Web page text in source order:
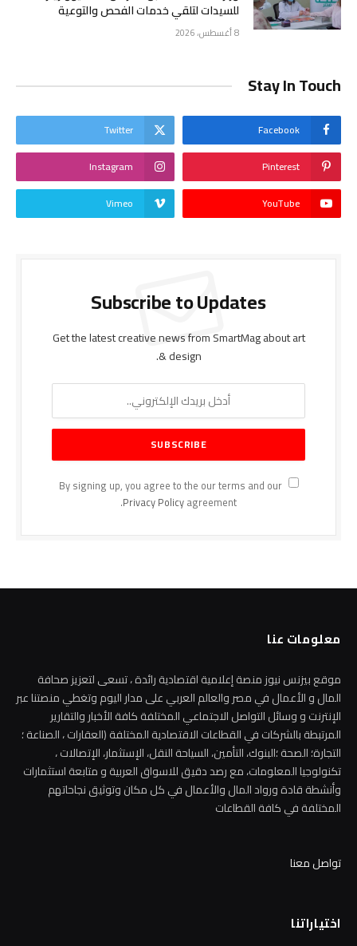
للسيدات لتلقي خدمات الفحص والتوعية
8 أغسطس، 2026
Stay In Touch
Facebook
Twitter
Pinterest
Instagram
YouTube
Vimeo
Subscribe to Updates
Get the latest creative news from SmartMag about art
& design.
By signing up, you agree to the our terms and our
Privacy Policyagreement.
معلومات عنا
موقع بيزنس نيوز منصة إعلامية اقتصادية رائدة ، تسعى لتعزيز صحافة
المال و الأعمال في مصر والعالم العربي على مدار اليوم وتغطي منصتنا عبر
الإنترنت و وسائل التواصل الاجتماعي المختلفة كافة الأخبار والتقارير
المرتبطة بالشركات في القطاعات الاقتصادية المختلفة (العقارات ، الصناعة ؛
التجارة؛ الصحة ؛البنوك، التأمين، السياحة النقل، الإستثمار، الإتصالات ،
تكنولوجيا المعلومات، مع رصد دقيق للاسواق العربية و متابعة استثمارات
وأنشطة قادة ورواد المال والأعمال في كل مكان وتوثيق نجاحاتهم
المختلفة في كافة القطاعات
تواصل معنا
اختياراتنا